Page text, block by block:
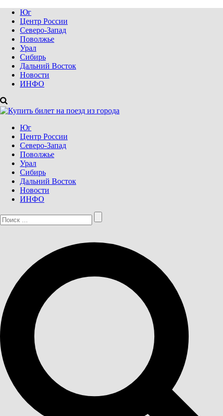
Юг
Центр России
Северо-Запад
Поволжье
Урал
Сибирь
Дальний Восток
Новости
ИНФО
Юг
Центр России
Северо-Запад
Поволжье
Урал
Сибирь
Дальний Восток
Новости
ИНФО